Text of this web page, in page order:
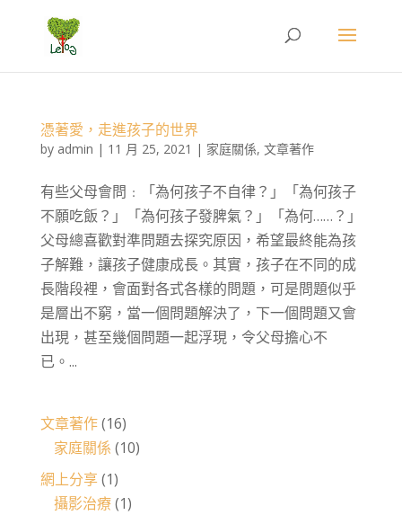
憑著愛，走進孩子的世界
by admin | 11 月 25, 2021 | 家庭關係, 文章著作
有些父母會問﹕「為何孩子不自律？」「為何孩子
不願吃飯？」「為何孩子發脾氣？」「為何……？」
父母總喜歡對準問題去探究原因，希望最終能為孩
子解難，讓孩子健康成長。其實，孩子在不同的成
長階段裡，會面對各式各樣的問題，可是問題似乎
是層出不窮，當一個問題解決了，下一個問題又會
出現，甚至幾個問題一起浮現，令父母擔心不
已。...
文章著作(16)
家庭關係 (10)
網上分享(1)
攝影治療(1)